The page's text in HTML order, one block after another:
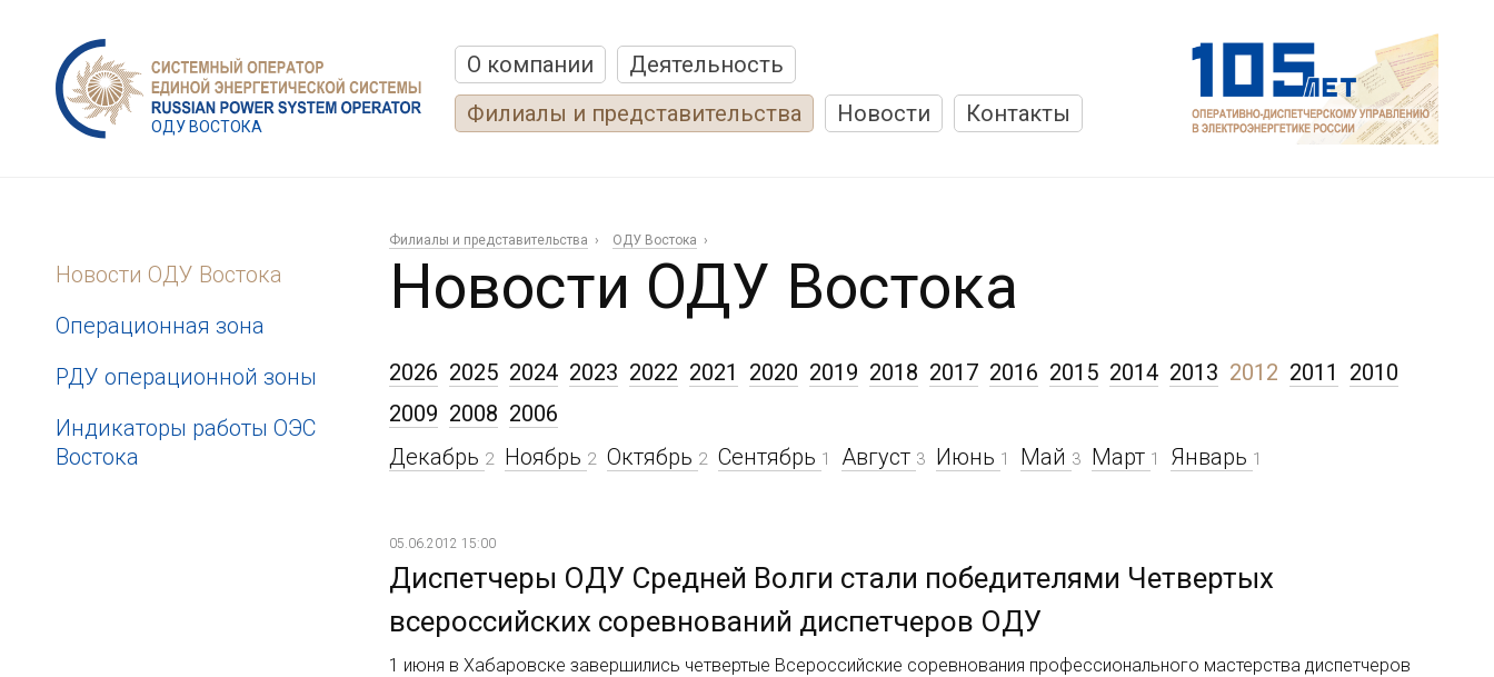
ОДУ ВОСТОКА
О компании
Деятельность
Филиалы и представительства
Новости Контакты
Новости ОДУ Востока
Операционная зона
РДУ операционной зоны
Индикаторы работы ОЭС
Востока
Филиалы и представительства ОДУ Востока
Новости ОДУ Востока
2026 2025 2024 2023 2022 2021 2020 2019 2018 2017 2016 2015 2014 2013 2012
Декабрь 2 Ноябрь 2 Октябрь 2 Сентябрь 1 Август 3 Июнь 1 Май 3 Март 1 Январь 1
2011
2010
2009 2008 2006
05.06.2012 15:00
Диспетчеры ОДУ Средней Волги стали победителями Четвертых
всероссийских соревнований диспетчеров ОДУ
1 июня в Хабаровске завершились четвертые Всероссийские соревнования профессионального мастерства диспетчеров